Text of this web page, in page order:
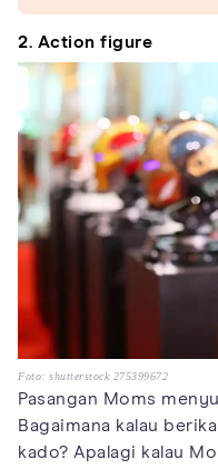
2. Action figure
Foto: shutterstock 275399672
Pasangan Moms
Bagaimana kalau
kado? Apalagi kalau